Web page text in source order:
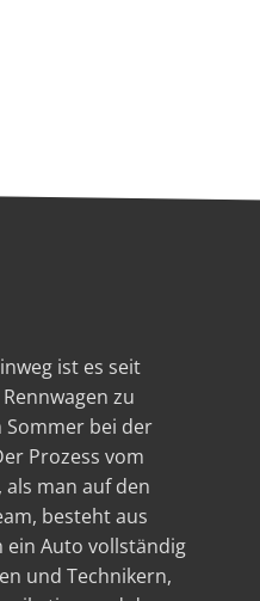
ist es seit
zu
bei der
Prozess vom
man auf den
besteht aus
ein Auto vollständig
und Technikern,